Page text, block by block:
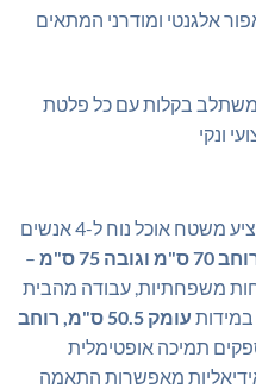
אפור אלגנטי ומודרני המתאים
שמשתלב בקלות עם כל פלטת
ונקי
בגודל אידיאלי מציע משטח אוכל נוח ל-4 אנשים
–
משפחתיות, עבודה מהבית
במידות
עומק 50.5 ס"מ, רוחב
תמיכה אופטימלית
מאפשרות התאמה